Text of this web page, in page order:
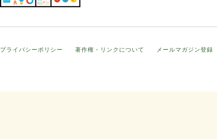
プライバシーポリシー 著作権・リンクについて メールマガジン登録